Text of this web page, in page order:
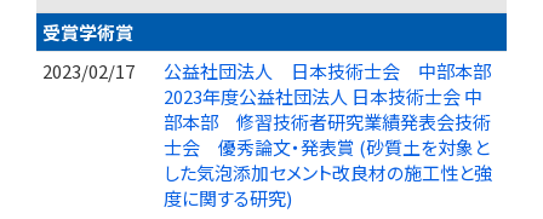
受賞学術賞
2023/02/17
公益社団法人 日本技術士会 中部本部
2023年度公益社団法人 日本技術士会 中
部本部 修習技術者研究業績発表会技術
士会 優秀論文・発表賞 (砂質土を対象と
した気泡添加セメント改良材の施工性と強
度に関する研究)